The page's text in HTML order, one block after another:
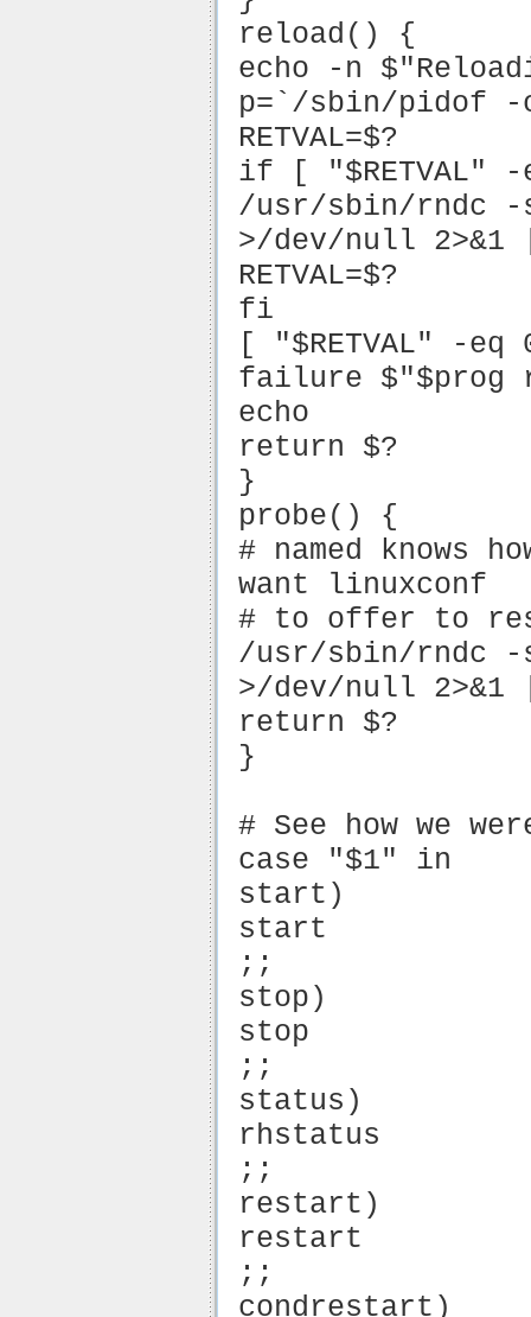
reload() {
echo -n
p=`/sbin/pidof -o
RETVAL=$?
if [ "$RETVAL"
/usr/sbin/rndc -s
>/dev/null
RETVAL=$?
fi
[ "$RETVAL" -
failure $"$prog
echo
return $?
}
probe() {
# named knows
want linuxconf
# to offer to
/usr/sbin/rndc -s
>/dev/null
return $?
}
# See how we
case "$1" in
start)
start
;;
stop)
stop
;;
status)
rhstatus
;;
restart)
restart
;;
condrestart)